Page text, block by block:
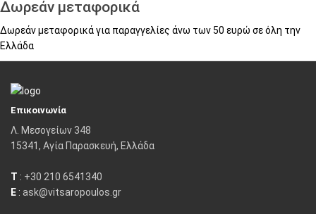
Δωρεάν μεταφορικά
Δωρεάν μεταφορικά για παραγγελίες άνω των 50 ευρώ σε όλη την
Ελλάδα
Επικοινωνία
Λ. Μεσογείων 348
15341, Αγία Παρασκευή, Ελλάδα
T : +30 210 6541340
E : ask@vitsaropoulos.gr